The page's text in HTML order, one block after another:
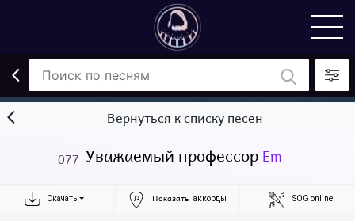
Вернуться к списку песен
077 Уважаемый профессор Em
Скачать Показать аккорды SOG online